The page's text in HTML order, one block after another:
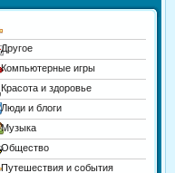
Другое
Компьютерные игры
Красота и здоровье
Люди и блоги
Музыка
Общество
Путешествия и события